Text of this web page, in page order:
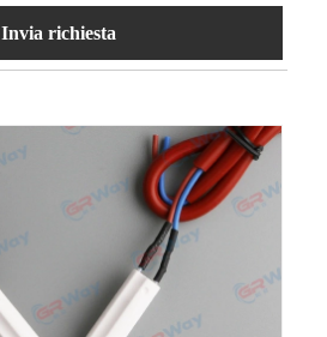
Invia richiesta